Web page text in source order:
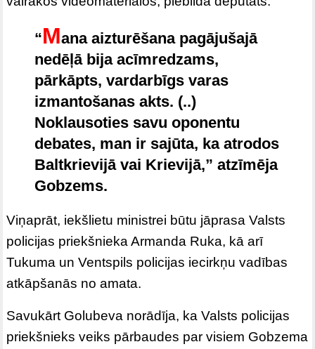
“Mana aizturēšana pagājušajā
nedēļā bija acīmredzams,
pārkāpts, vardarbīgs varas
izmantošanas akts. (..)
Noklausoties savu oponentu
debates, man ir sajūta, ka atrodos
Baltkrievijā vai Krievijā,” atzīmēja
Gobzems.
Viņaprāt, iekšlietu ministrei būtu jāprasa Valsts
policijas priekšnieka Armanda Ruka, kā arī
Tukuma un Ventspils policijas iecirkņu vadības
atkāpšanās no amata.
Savukārt Golubeva norādīja, ka Valsts policijas
priekšnieks veiks pārbaudes par visiem Gobzema